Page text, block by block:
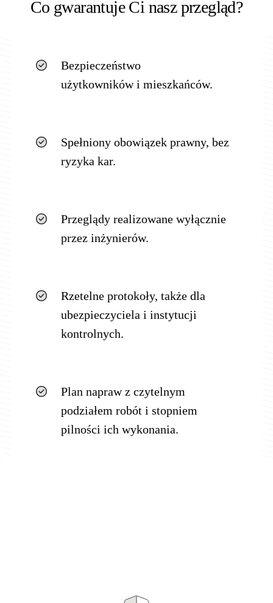
Co gwarantuje Ci nasz przegląd?
Bezpieczeństwo
użytkowników i mieszkańców.
Spełniony obowiązek prawny, bez
ryzyka kar.
Przeglądy realizowane wyłącznie
przez inżynierów.
Rzetelne protokoły, także dla
ubezpieczyciela i instytucji
kontrolnych.
Plan napraw z czytelnym
podziałem robót i stopniem
pilności ich wykonania.